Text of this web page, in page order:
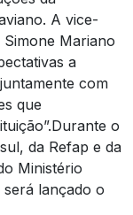
A vice-
Mariano
a
com
que
Durante o
da Refap e da
Ministério
lançado o